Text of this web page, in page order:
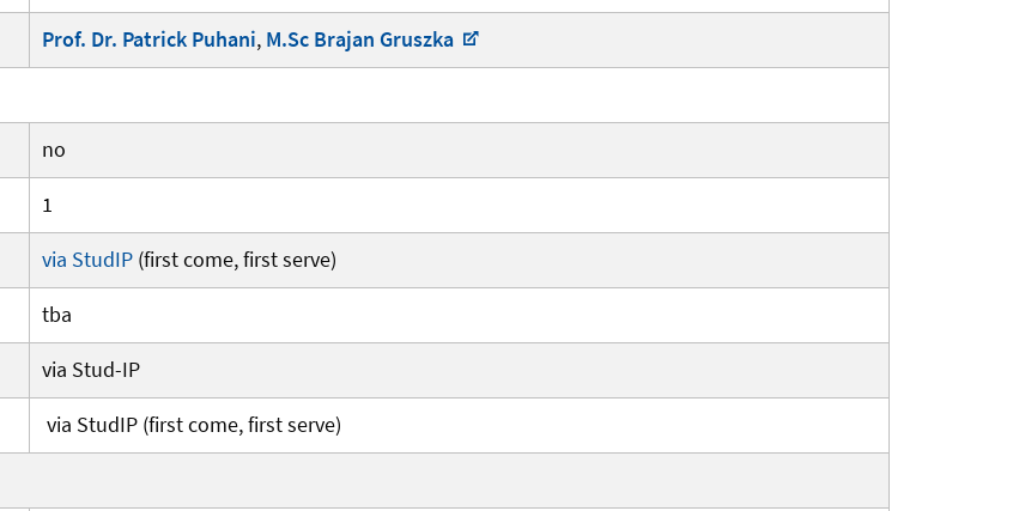
Prof. Dr. Patrick Puhani, M.Sc Brajan Gruszka
no
1
via StudIP (first come, first serve)
tba
via Stud-IP
via StudIP (first come, first serve)